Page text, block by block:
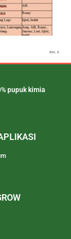
pupuk kimia